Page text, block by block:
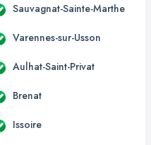
Sauvagnat-Sainte-Marthe
Varennes-sur-Usson
Aulhat-Saint-Privat
Brenat
Issoire